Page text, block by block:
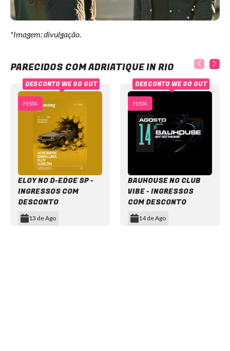
*Imagem: divulgação.
PARECIDOS COM ADRIATIQUE IN RIO
FESTA
ELOY NO D-EDGE SP -
INGRESSOS COM
DESCONTO
13 de Ago
DESCONTO WE GO OUT
FESTA
BAUHOUSE NO CLUB
VIBE - INGRESSOS
COM DESCONTO
14 de Ago
DESCONTO WE GO OUT